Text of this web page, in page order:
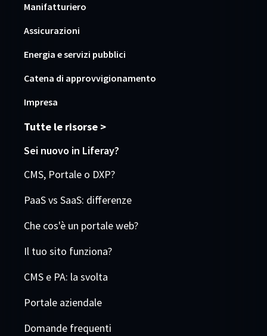
Manifatturiero
Assicurazioni
Energia e servizi pubblici
Catena di approvvigionamento
Impresa
Tutte le risorse >
Sei nuovo in Liferay?
CMS, Portale o DXP?
PaaS vs SaaS: differenze
Che cos'è un portale web?
Il tuo sito funziona?
CMS e PA: la svolta
Portale aziendale
Domande frequenti